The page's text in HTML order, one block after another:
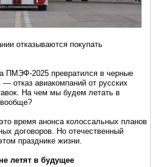
отказываются покупать
ПМЭФ-2025 превратился в черные
отказ авиакомпаний от русских
На чем мы будем летать в
время анонса колоссальных планов
договоров. Но отечественный
празднике жизни.
летят в будущее